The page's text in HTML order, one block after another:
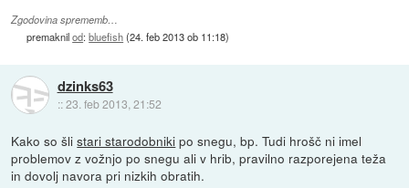
Zgodovina sprememb…
premaknilod:bluefish(24. feb 2013 ob 11:18)
dzinks63
::23. feb 2013, 21:52
Kako so šlistari starodobniki po snegu, bp. Tudi hrošč ni imel
problemov z vožnjo po snegu ali v hrib, pravilno razporejena teža
in dovolj navora pri nizkih obratih.